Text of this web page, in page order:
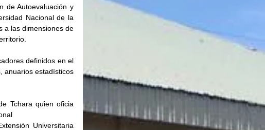
de Autoevaluación y
Nacional de la
a las dimensiones de
definidos en el
anuarios estadísticos
Tchara quien oficia
Universitaria